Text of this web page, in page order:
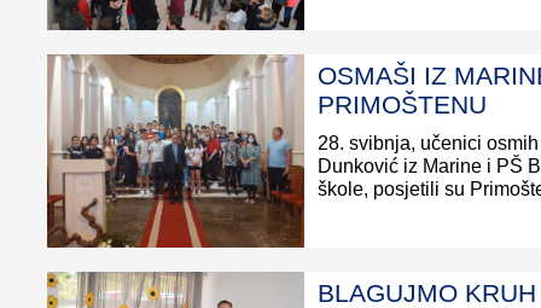
OSMAŠI IZ
PRIMOŠTENU
28. svibnja, učenici
Dunković iz Marine i PŠ
škole, posjetili su
BLAGUJMO